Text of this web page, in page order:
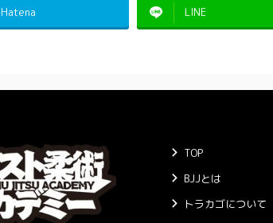
Hatena LINE
TOP
BJJとは
トラカゴについて